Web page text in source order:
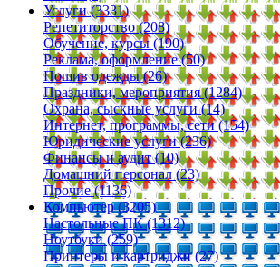
Услуги (3331)
Репетиторство (208)
Обучение, курсы (190)
Реклама, оформление (50)
Пошив одежды (26)
Праздники, мероприятия (1284)
Охрана, сыскные услуги (14)
Интернет, программы, сети (154)
Юридические услуги (236)
Финансы и аудит (10)
Домашний персонал (23)
Прочие (1136)
Компьютер (3205)
Настольные ПК (1312)
Ноутбуки (259)
Принтеры и картриджи (27)